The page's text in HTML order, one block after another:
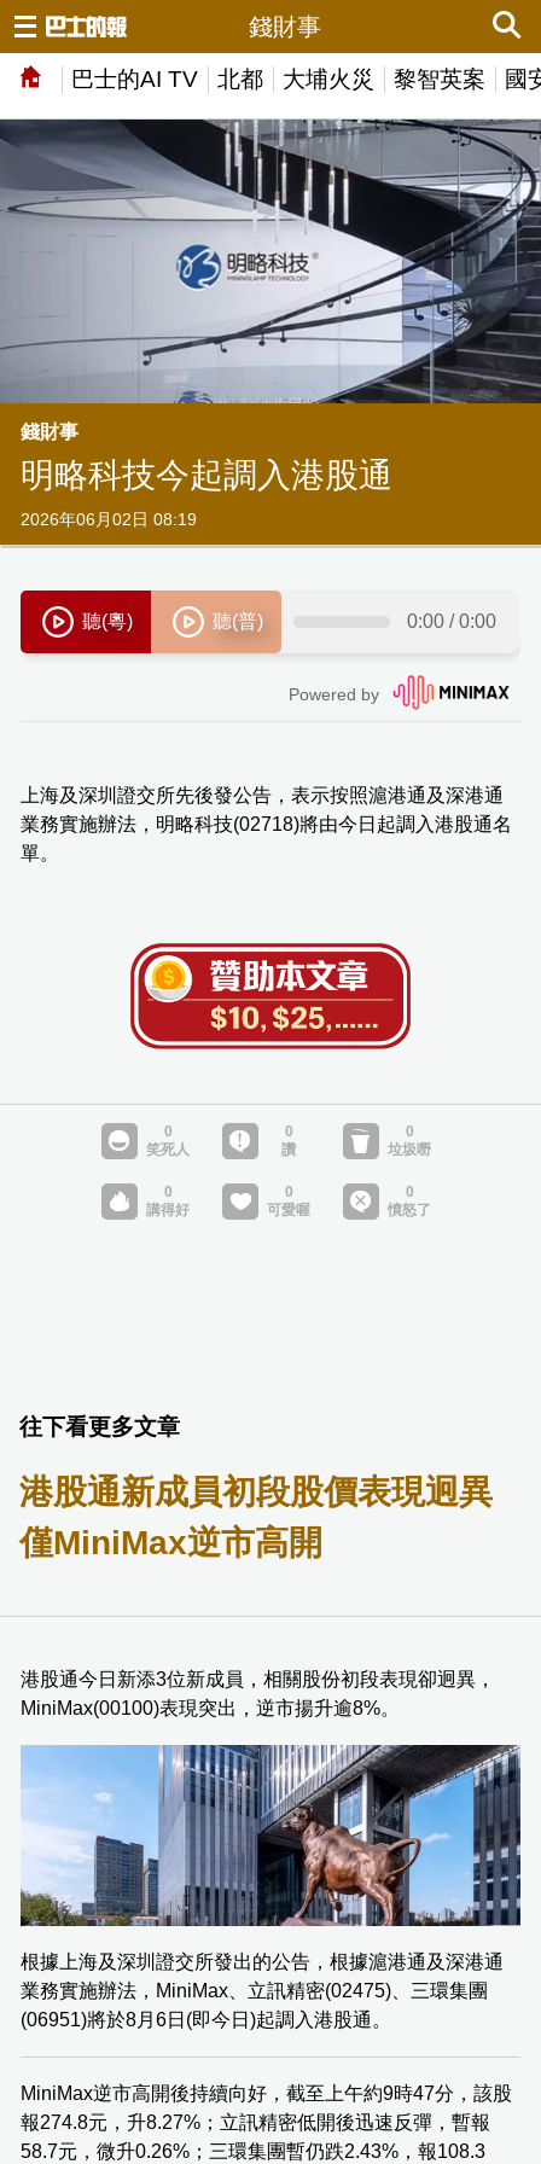
巴士的AI TV 北都 大埔火災 黎智英案 國
錢財事
錢財事
明略科技今起調入港股通
2026年06月02日 08:19
上海及深圳證交所先後發公告，表示按照滬港通及深港通
業務實施辦法，明略科技(02718)將由今日起調入港股通名
單。
往下看更多文章
港股通新成員初段股價表現迥異
僅MiniMax逆市高開
港股通今日新添3位新成員，相關股份初段表現卻迥異，
MiniMax(00100)表現突出，逆市揚升逾8%。
根據上海及深圳證交所發出的公告，根據滬港通及深港通
業務實施辦法，MiniMax、立訊精密(02475)、三環集團
(06951)將於8月6日(即今日)起調入港股通。
MiniMax逆市高開後持續向好，截至上午約9時47分，該股
報274.8元，升8.27%；立訊精密低開後迅速反彈，暫報
58.7元，微升0.26%；三環集團暫仍跌2.43%，報108.3